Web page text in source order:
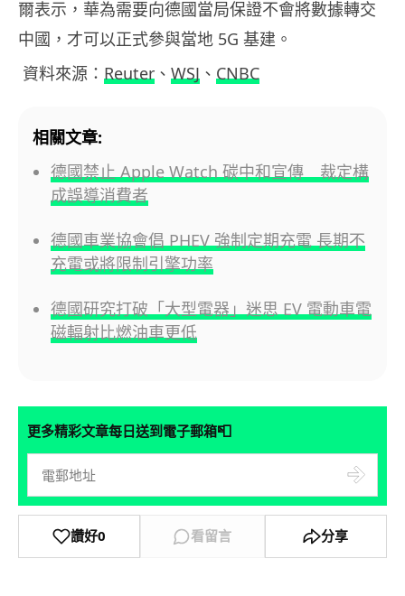
爾表示，華為需要向德國當局保證不會將數據轉交
中國，才可以正式參與當地 5G 基建。
資料來源： Reuter 、 WSJ 、 CNBC
相關文章:
德國禁止 Apple Watch 碳中和宣傳 裁定構
成誤導消費者
德國車業協會倡 PHEV 強制定期充電 長期不
充電或將限制引擎功率
德國研究打破「大型電器」迷思 EV 電動車電
磁輻射比燃油車更低
更多精彩文章每日送到電子郵箱📮
讚好0 看留言 分享